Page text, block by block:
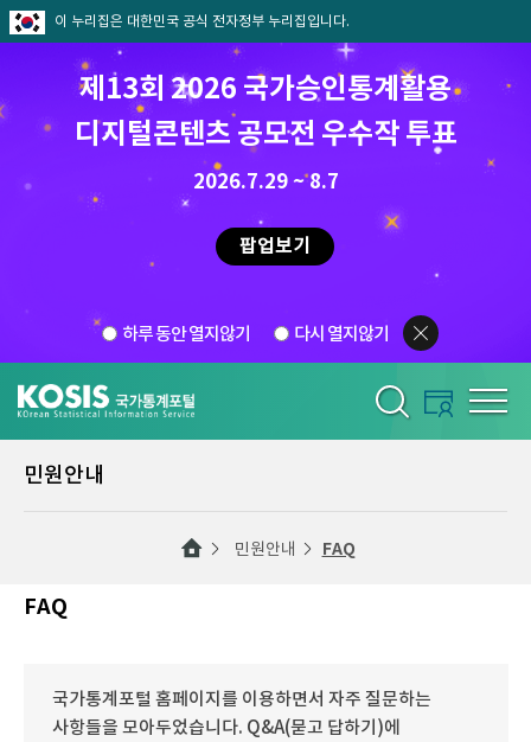
이 누리집은 대한민국 공식 전자정부 누리집입니다.
제13회 2026 국가승인통계활용
디지털콘텐츠 공모전 우수작 투표
2026.7.29 ~ 8.7
팝업보기
하루 동안 열지않기 다시 열지않기
민원안내
민원안내 FAQ
FAQ
국가통계포털 홈페이지를 이용하면서 자주 질문하는
사항들을 모아두었습니다. Q&A(묻고 답하기)에